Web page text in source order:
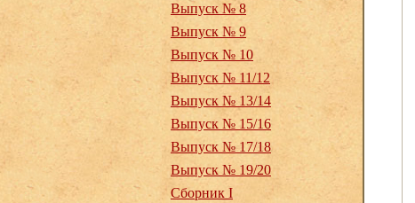
Выпуск № 8
Выпуск № 9
Выпуск № 10
Выпуск № 11/12
Выпуск № 13/14
Выпуск № 15/16
Выпуск № 17/18
Выпуск № 19/20
Сборник I